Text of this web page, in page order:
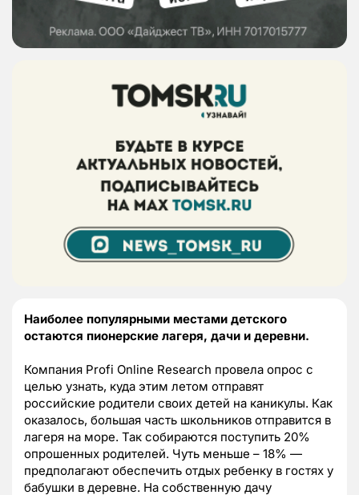
Наиболее популярными местами детского
остаются пионерские лагеря, дачи и деревни.
Компания Profi Online Research провела опрос с
целью узнать, куда этим летом отправят
российские родители своих детей на каникулы. Как
оказалось, большая часть школьников отправится в
лагеря на море. Так собираются поступить 20%
опрошенных родителей. Чуть меньше – 18% —
предполагают обеспечить отдых ребенку в гостях у
бабушки в деревне. На собственную дачу